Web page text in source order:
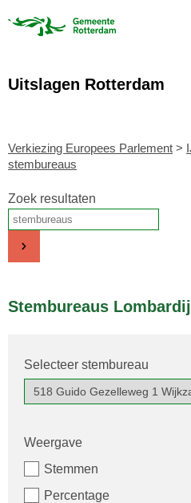
Uitslagen Rotterdam
Verkiezing Europees Parlement >
stembureaus
Zoek resultaten
Stembureaus
Selecteer stembureau
Weergave
Stemmen
Percentage